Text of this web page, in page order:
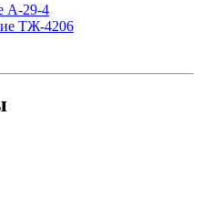
A-29-4
ТЖ-4206